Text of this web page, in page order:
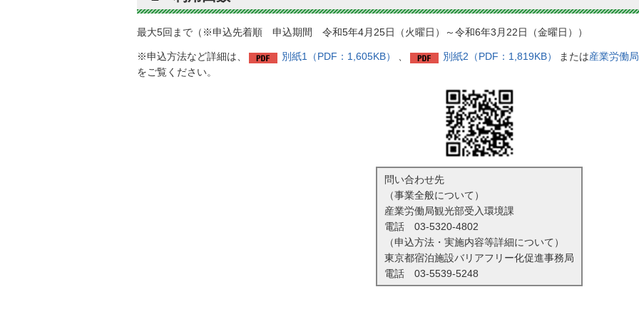
最大5回まで（※申込先着順 申込期間 令和5年4月25日（火曜日）～令和6年3月22日（金曜日））
※申込方法など詳細は、 別紙1（PDF：1,605KB） 別紙2（PDF：1,819KB） または産業労働
をご覧ください。
問い合わせ先
（事業全般について）
産業労働局観光部受入環境課
電話 03-5320-4802
（申込方法・実施内容等詳細について）
東京都宿泊施設バリアフリー化促進事務局
電話 03-5539-5248